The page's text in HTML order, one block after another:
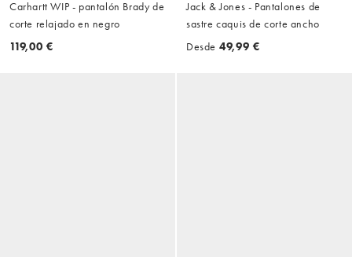
Carhartt WIP - pantalón Brady de
corte relajado en negro
119,00 €
Jack & Jones - Pantalones de
sastre caquis de corte ancho
Desde 49,99 €